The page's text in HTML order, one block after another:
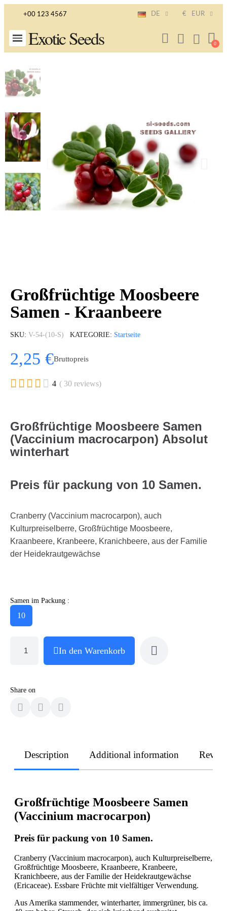
+00 123 4567 DE € EUR
Exotic Seeds
Großfrüchtige Moosbeere
Samen - Kraanbeere
SKU V-54-(10-S) KATEGORIE Startseite
2,25 €Bruttopreis
     4 ( 30 reviews)
Großfrüchtige Moosbeere Samen
(Vaccinium macrocarpon) Absolut
winterhart
Preis für packung von 10 Samen.
Cranberry (Vaccinium macrocarpon), auch
Kulturpreiselberre, Großfrüchtige Moosbeere,
Kraanbeere, Kranbeere, Kranichbeere, aus der Familie
der Heidekrautgewächse
Samen im Packung :
10
In den Warenkorb
Share on
Description Additional information
Großfrüchtige Moosbeere Samen
(Vaccinium macrocarpon)
Preis für packung von 10 Samen.
Cranberry (Vaccinium macrocarpon), auch Kulturpreiselberre,
Großfrüchtige Moosbeere, Kraanbeere, Kranbeere,
Kranichbeere, aus der Familie der Heidekrautgewächse
(Ericaceae). Essbare Früchte mit vielfältiger Verwendung.
Aus Amerika stammender, winterharter, immergrüner, bis ca.